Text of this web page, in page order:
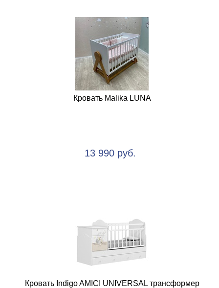
Кровать Malika LUNA
13 990 руб.
Кровать Indigo AMICI UNIVERSAL трансформер